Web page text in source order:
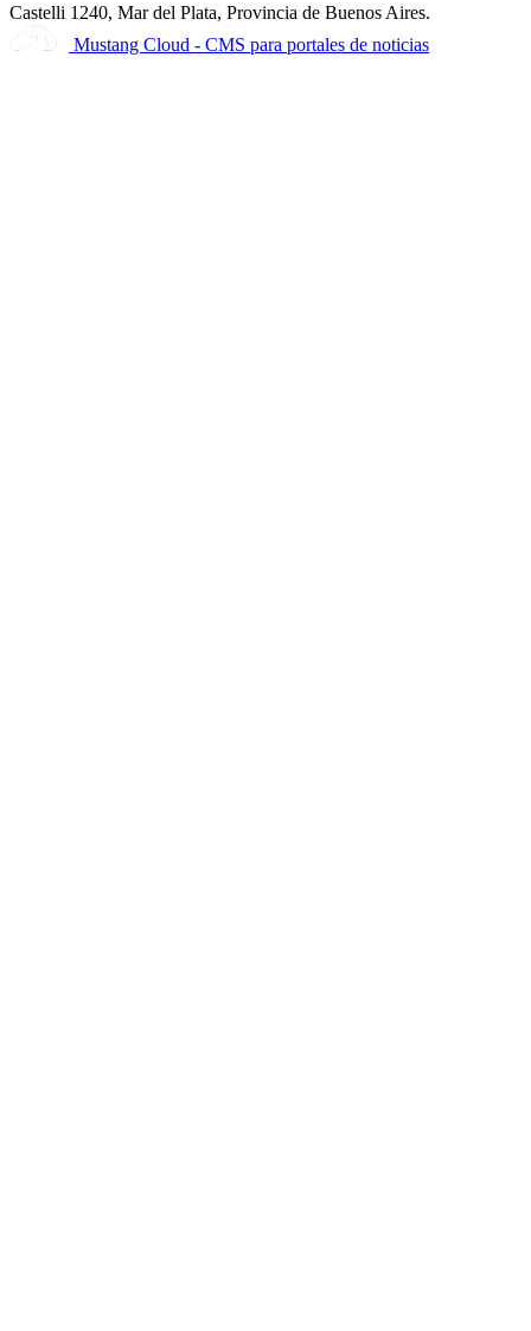
Castelli 1240, Mar del Plata, Provincia de Buenos Aires.
Mustang Cloud - CMS para portales de noticias